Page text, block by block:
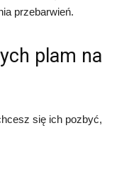
przebarwień.
plam na
się ich pozbyć,